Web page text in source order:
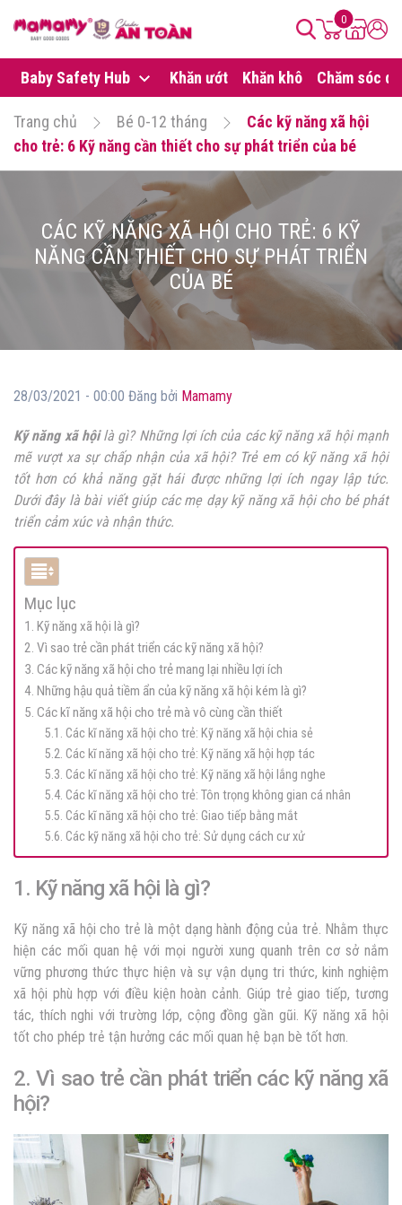
0
Baby Safety Hub Khăn ướt Khăn khô Chăm sóc da
Trang chủ Bé 0-12 tháng
Các kỹ năng xã hội
cho trẻ: 6 Kỹ năng cần thiết cho sự phát triển của bé
CÁC KỸ NĂNG XÃ HỘI CHO TRẺ: 6 KỸ
NĂNG CẦN THIẾT CHO SỰ PHÁT TRIỂN
CỦA BÉ
28/03/2021 - 00:00 Đăng bởi Mamamy
Kỹ năng xã hộilà gì? Những lợi ích của các kỹ năng xã hội mạnh
mẽ vượt xa sự chấp nhận của xã hội? Trẻ em có kỹ năng xã hội
tốt hơn có khả năng gặt hái được những lợi ích ngay lập tức.
Dưới đây là bài viết giúp các mẹ dạy kỹ năng xã hội cho bé phát
triển cảm xúc và nhận thức.
Mục lục
1. Kỹ năng xã hội là gì?
2. Vì sao trẻ cần phát triển các kỹ năng xã hội?
3. Các kỹ năng xã hội cho trẻ mang lại nhiều lợi ích
4. Những hậu quả tiềm ẩn của kỹ năng xã hội kém là gì?
5. Các kĩ năng xã hội cho trẻ mà vô cùng cần thiết
5.1. Các kĩ năng xã hội cho trẻ: Kỹ năng xã hội chia sẻ
5.2. Các kĩ năng xã hội cho trẻ: Kỹ năng xã hội hợp tác
5.3. Các kĩ năng xã hội cho trẻ: Kỹ năng xã hội lắng nghe
5.4. Các kĩ năng xã hội cho trẻ: Tôn trọng không gian cá nhân
5.5. Các kĩ năng xã hội cho trẻ: Giao tiếp bằng mắt
5.6. Các kỹ năng xã hội cho trẻ: Sử dụng cách cư xử
1. Kỹ năng xã hội là gì?
Kỹ năng xã hội cho trẻ là một dạng hành động của trẻ. Nhằm thực
hiện các mối quan hệ với mọi người xung quanh trên cơ sở nắm
vững phương thức thực hiện và sự vận dụng tri thức, kinh nghiệm
xã hội phù hợp với điều kiện hoàn cảnh. Giúp trẻ giao tiếp, tương
tác, thích nghi với trường lớp, cộng đồng gần gũi. Kỹ năng xã hội
tốt cho phép trẻ tận hưởng các mối quan hệ bạn bè tốt hơn.
2. Vì sao trẻ cần phát triển các kỹ năng xã
hội?